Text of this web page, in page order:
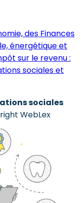
des Finances
énergétique et
sur le revenu :
sociales et
sociales
WebLex